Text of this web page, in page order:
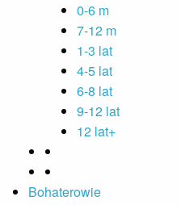
0-6 m
7-12 m
1-3 lat
4-5 lat
6-8 lat
9-12 lat
12 lat+
Bohaterowie